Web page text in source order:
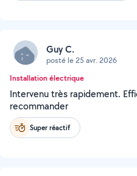
Guy C.
posté le 25 avr. 2026
Installation électrique
Intervenu très rapidement.
recommander
Super réactif